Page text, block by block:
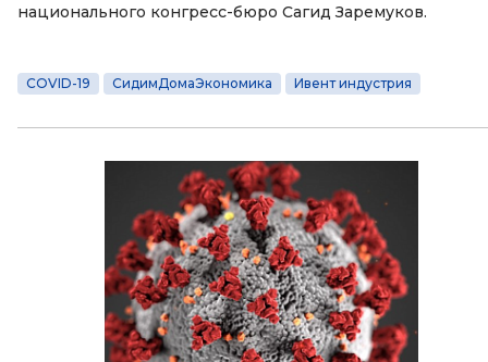
национального конгресс-бюро Сагид Заремуков.
COVID-19 СидимДомаЭкономика Ивент индустрия